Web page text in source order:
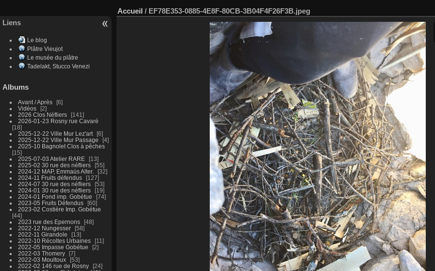
Liens
Le blog
Plâtre Vieujot
Le musée du plâtre
Tadelakt, Stucco Venezi
Albums
Avant / Après
6
Vidéos
2
2026 Clos Néfliers
141
2026-01-23 Rosny rue Cavaré
18
2025-12-22 Ville Mur Lez'art
6
2025-12-22 Ville Mur Passage
4
2025-10 Bagnolet Clos à pêches
15
2025-07-03 Atelier RARE
13
2025-02 30 rue des néfliers
55
2024-12 MAP, Emmaüs Alter.
32
2024-11 Fruits défendus
127
2024-07 30 rue des néfliers
53
2024-01 30 rue des néfliers
19
2024-01 Fond imp. Gobétue
74
2023-05 Fruits Défendus
60
2023-02 Costière Imp. Gobétue
44
2023 rue des Epernons
48
2022-12 Nungesser
58
2022-11 Girandole
13
2022-10 Récoltes Urbaines
11
2022-05 Impasse Gobétue
2
2022-03 Thomery
7
2022-03 Moultoux
53
2022-02 146 rue de Rosny
24
Accueil / EF78E353-0885-4E8F-80CB-3B04F4F26F3B.jpeg